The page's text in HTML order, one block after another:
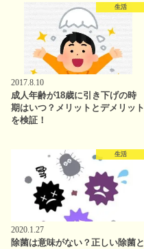
生活
2017.8.10
成人年齢が18歳に引き下げの時
期はいつ？メリットとデメリット
を検証！
生活
2020.1.27
除菌は意味がない？正しい除菌と